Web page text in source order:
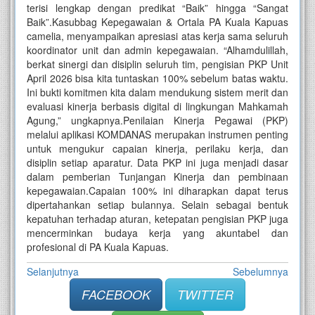
terisi lengkap dengan predikat “Baik” hingga “Sangat
Baik”.Kasubbag Kepegawaian & Ortala PA Kuala Kapuas
camelia, menyampaikan apresiasi atas kerja sama seluruh
koordinator unit dan admin kepegawaian. “Alhamdulillah,
berkat sinergi dan disiplin seluruh tim, pengisian PKP Unit
April 2026 bisa kita tuntaskan 100% sebelum batas waktu.
Ini bukti komitmen kita dalam mendukung sistem merit dan
evaluasi kinerja berbasis digital di lingkungan Mahkamah
Agung,” ungkapnya.Penilaian Kinerja Pegawai (PKP)
melalui aplikasi KOMDANAS merupakan instrumen penting
untuk mengukur capaian kinerja, perilaku kerja, dan
disiplin setiap aparatur. Data PKP ini juga menjadi dasar
dalam pemberian Tunjangan Kinerja dan pembinaan
kepegawaian.Capaian 100% ini diharapkan dapat terus
dipertahankan setiap bulannya. Selain sebagai bentuk
kepatuhan terhadap aturan, ketepatan pengisian PKP juga
mencerminkan budaya kerja yang akuntabel dan
profesional di PA Kuala Kapuas.
Selanjutnya
Sebelumnya
FACEBOOK TWITTER